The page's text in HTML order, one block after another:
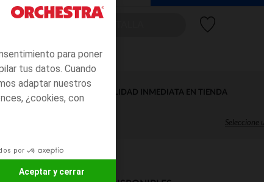
para poner
tus datos. Cuando
adaptar nuestros
¿cookies, con
por
Aceptar y cerrar
DISPONIBILIDAD INMEDIATA EN TIENDA